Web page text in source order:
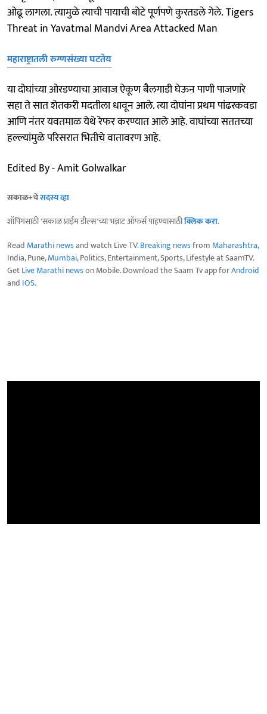
ओढू लागला. त्यामुळे त्याची पायाची बोटे पूर्णपणे कुरतडले गेले. Tigers
Threat in Yavatmal Mandvi Area Attacked Man
महाराष्ट्रातली रुग्णसंख्या घटतेय
या दोघांच्या ओरडण्याचा आवाज ऐकूण बैलगाडी घेऊन पाणी पाजणारे
सहा ते सात शेतकरी मदतीला धावून आले. त्या दोघांना प्रथम पांढरकवडा
आणि नंतर यवतमाळ येथे रेफर करण्यात आले आहे. वाघांच्या सततच्या
हल्ल्यांमुळे परिसरात भितीचे वातावरण आहे.
Edited By - Amit Golwalkar
सकाळ+चेसदस्य व्हा
शॉपिंगसाठी 'सकाळ प्राईम डील्स'च्या भन्नाट ऑफर्स पाहण्यासाठीक्लिक करा.
Read Marathi newsand watch Live TV.Breaking newsfrom Maharashtra,
India, Pune,Mumbai, Politics, Entertainment, Sports, Lifestyle at SaamTV.
GetLive Marathi newson Mobile. Download the Saam Tv app forAndroid
and IOS.